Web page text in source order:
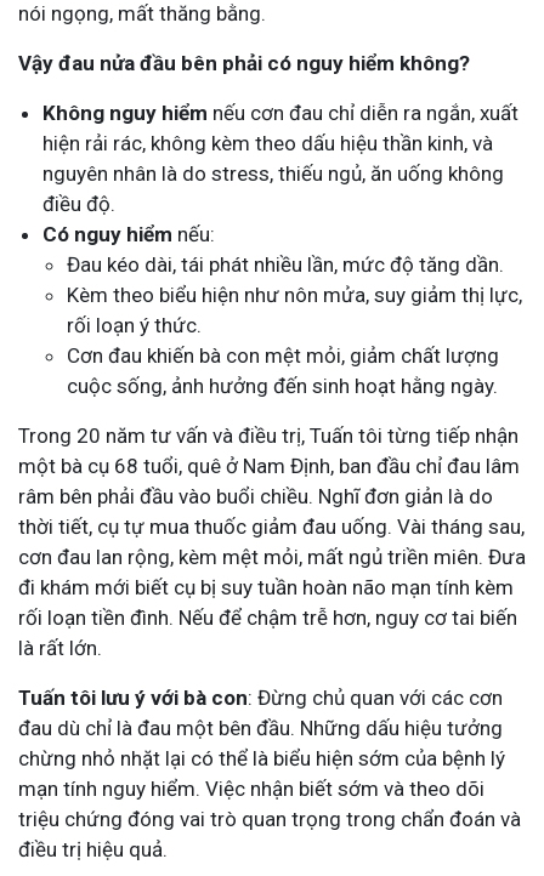
nói ngọng, mất thăng bằng.
Vậy đau nửa đầu bên phải có nguy hiểm không?
Không nguy hiểm nếu cơn đau chỉ diễn ra ngắn, xuất
hiện rải rác, không kèm theo dấu hiệu thần kinh, và
nguyên nhân là do stress, thiếu ngủ, ăn uống không
điều độ.
Có nguy hiểm nếu:
Đau kéo dài, tái phát nhiều lần, mức độ tăng dần.
Kèm theo biểu hiện như nôn mửa, suy giảm thị lực,
rối loạn ý thức.
Cơn đau khiến bà con mệt mỏi, giảm chất lượng
cuộc sống, ảnh hưởng đến sinh hoạt hằng ngày.
Trong 20 năm tư vấn và điều trị, Tuấn tôi từng tiếp nhận
một bà cụ 68 tuổi, quê ở Nam Định, ban đầu chỉ đau lâm
râm bên phải đầu vào buổi chiều. Nghĩ đơn giản là do
thời tiết, cụ tự mua thuốc giảm đau uống. Vài tháng sau,
cơn đau lan rộng, kèm mệt mỏi, mất ngủ triền miên. Đưa
đi khám mới biết cụ bị suy tuần hoàn não mạn tính kèm
rối loạn tiền đình. Nếu để chậm trễ hơn, nguy cơ tai biến
là rất lớn.
Tuấn tôi lưu ý với bà con: Đừng chủ quan với các cơn
đau dù chỉ là đau một bên đầu. Những dấu hiệu tưởng
chừng nhỏ nhặt lại có thể là biểu hiện sớm của bệnh lý
mạn tính nguy hiểm. Việc nhận biết sớm và theo dõi
triệu chứng đóng vai trò quan trọng trong chẩn đoán và
điều trị hiệu quả.